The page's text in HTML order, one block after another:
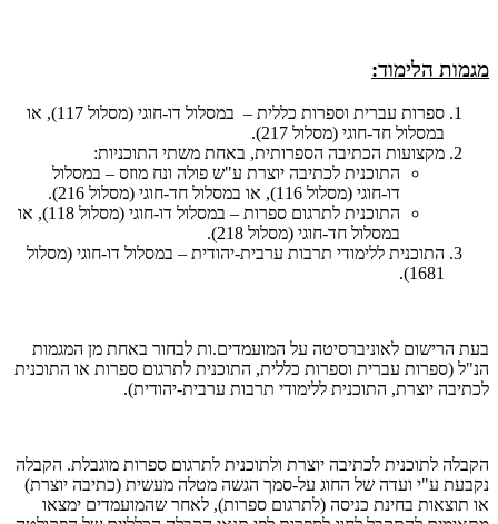
מגמות הלימוד:
ספרות עברית וספרות כללית – במסלול דו-חוגי (מסלול 117), או
במסלול חד-חוגי (מסלול 217).
מקצועות הכתיבה הספרותית, באחת משתי התוכניות:
התוכנית לכתיבה יוצרת ע"ש פולה ונח מוזס – במסלול
דו-חוגי (מסלול 116), או במסלול חד-חוגי (מסלול 216).
התוכנית לתרגום ספרות – במסלול דו-חוגי (מסלול 118), או
במסלול חד-חוגי (מסלול 218).
התוכנית ללימודי תרבות ערבית-יהודית – במסלול דו-חוגי (מסלול
1681).
בעת הרישום לאוניברסיטה על המועמדים.ות לבחור באחת מן המגמות
הנ"ל (ספרות עברית וספרות כללית, התוכנית לתרגום ספרות או התוכנית
לכתיבה יוצרת, התוכנית ללימודי תרבות ערבית-יהודית).
הקבלה לתוכנית לכתיבה יוצרת ולתוכנית לתרגום ספרות מוגבלת. הקבלה
נקבעת ע"י ועדה של החוג על-סמך הגשה מטלה מעשית (כתיבה יוצרת)
או תוצאות בחינת כניסה (לתרגום ספרות), לאחר שהמועמדים ימצאו